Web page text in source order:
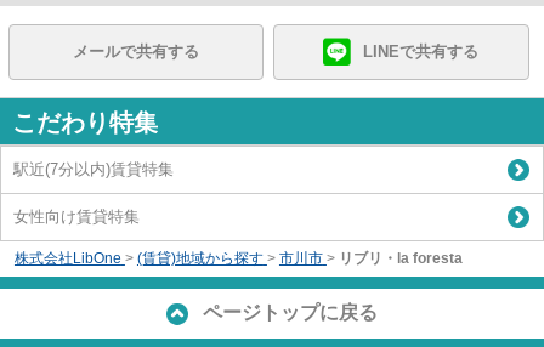
メールで共有する LINEで共有する
こだわり特集
駅近(7分以内)賃貸特集
女性向け賃貸特集
株式会社LibOne > (賃貸)地域から探す > 市川市 > リブリ・la foresta
ページトップに戻る